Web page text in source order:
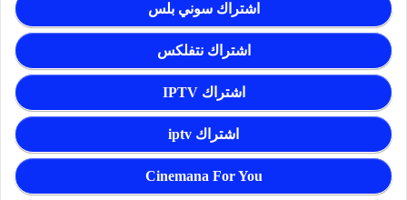
اشتراك سوني بلس
اشتراك نتفلكس
اشتراك IPTV
اشتراك iptv
Cinemana For You